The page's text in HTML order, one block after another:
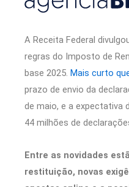
A Receita Federal
regras do Imposto de
base 2025. Mais curto
prazo de envio da
de maio, e a expectativa
44 milhões de
Entre as novidades
restituição, novas